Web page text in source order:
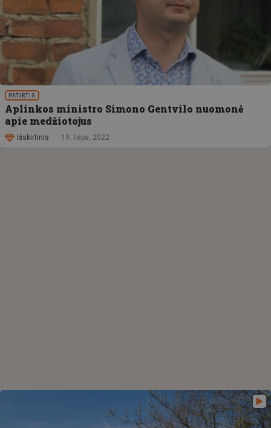
PATIRTIS
Aplinkos ministro Simono Gentvilo nuomonė
apie medžiotojus
Išskirtinis 19. liepa, 2022